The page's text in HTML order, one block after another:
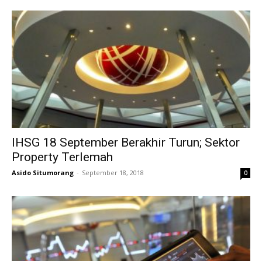
IHSG 18 September Berakhir Turun; Sektor
Property Terlemah
Asido Situmorang - September 18, 2018 0